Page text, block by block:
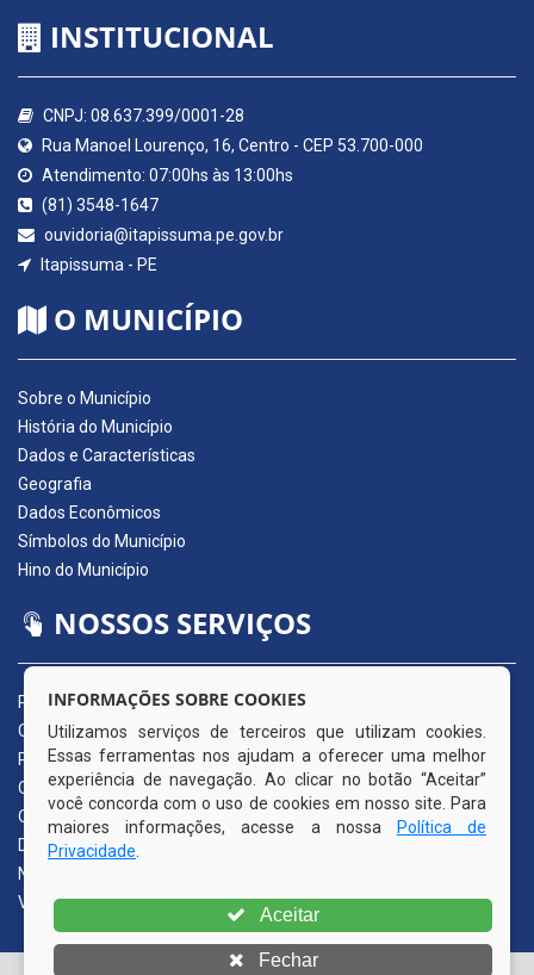
INSTITUCIONAL
CNPJ: 08.637.399/0001-28
Rua Manoel Lourenço, 16, Centro - CEP 53.700-000
Atendimento: 07:00hs às 13:00hs
(81) 3548-1647
ouvidoria@itapissuma.pe.gov.br
Itapissuma - PE
O MUNICÍPIO
Sobre o Município
História do Município
Dados e Características
Geografia
Dados Econômicos
Símbolos do Município
Hino do Município
NOSSOS SERVIÇOS
Portal da Transparência
Carta de Serviços ao Usuário
Pedido de Acesso à Informação (e-SIC)
Ouvidoria Municipal
Quadro de Avisos
Diário Oficial da AMUPE
Nota Fiscal Eletrônica
Validador Nota Fiscal
INFORMAÇÕES SOBRE COOKIES
Utilizamos serviços de terceiros que utilizam cookies.
Essas ferramentas nos ajudam a oferecer uma melhor
experiência de navegação. Ao clicar no botão “Aceitar”
você concorda com o uso de cookies em nosso site. Para
maiores informações, acesse a nossa
Política de
Privacidade
Aceitar
Fechar